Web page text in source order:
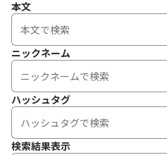
本文
ニックネーム
ハッシュタグ
検索結果表示